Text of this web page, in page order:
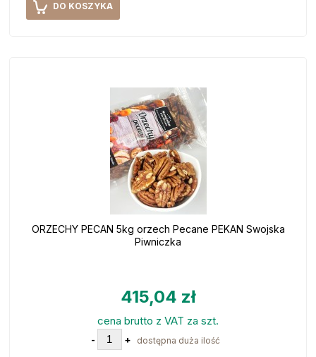
DO KOSZYKA
ORZECHY PECAN 5kg orzech Pecane PEKAN Swojska
Piwniczka
415,04 zł
cena brutto z VAT za szt.
- + dostępna duża ilość